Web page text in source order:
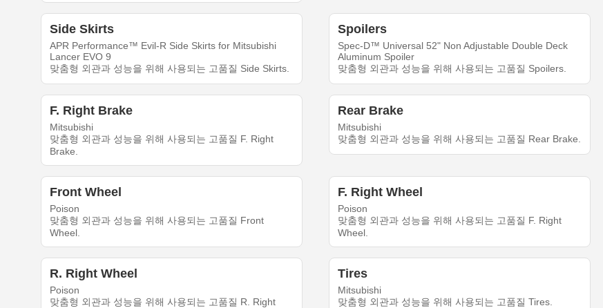
Side Skirts
APR Performance™ Evil-R Side Skirts for Mitsubishi
Lancer EVO 9
맞춤형 외관과 성능을 위해 사용되는 고품질 Side Skirts.
Spoilers
Spec-D™ Universal 52" Non Adjustable Double Deck
Aluminum Spoiler
맞춤형 외관과 성능을 위해 사용되는 고품질 Spoilers.
F. Right Brake
Mitsubishi
맞춤형 외관과 성능을 위해 사용되는 고품질 F. Right
Brake.
Rear Brake
Mitsubishi
맞춤형 외관과 성능을 위해 사용되는 고품질 Rear Brake.
Front Wheel
Poison
맞춤형 외관과 성능을 위해 사용되는 고품질 Front
Wheel.
F. Right Wheel
Poison
맞춤형 외관과 성능을 위해 사용되는 고품질 F. Right
Wheel.
R. Right Wheel
Poison
맞춤형 외관과 성능을 위해 사용되는 고품질 R. Right
Tires
Mitsubishi
맞춤형 외관과 성능을 위해 사용되는 고품질 Tires.